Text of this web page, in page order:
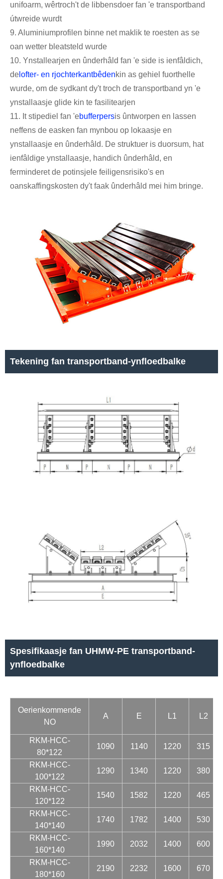
unifoarm, wêrtroch't de libbensdoer fan 'e transportband
útwreide wurdt
9. Aluminiumprofilen binne net maklik te roesten as se
oan wetter bleatsteld wurde
10. Ynstallearjen en ûnderhâld fan 'e side is ienfâldich,
de lofter- en rjochterkantbêdenkin as gehiel fuorthelle
wurde, om de sydkant dy't troch de transportband yn 'e
ynstallaasje glide kin te fasilitearjen
11. It stipediel fan 'ebufferpersis ûntworpen en lassen
neffens de easken fan mynbou op lokaasje en
ynstallaasje en ûnderhâld. De struktuer is duorsum, hat
ienfâldige ynstallaasje, handich ûnderhâld, en
ferminderet de potinsjele feiligensrisiko's en
oanskaffingskosten dy't faak ûnderhâld mei him bringe.
Tekening fan transportband-ynfloedbalke
Spesifikaasje fan UHMW-PE transportband-
ynfloedbalke
Oerienkommende
NO
A E L1 L2
RKM-HCC-
80*122
1090 1140 1220 315
RKM-HCC-
100*122
1290 1340 1220 380
RKM-HCC-
120*122
1540 1582 1220 465
RKM-HCC-
140*140
1740 1782 1400 530
RKM-HCC-
160*140
1990 2032 1400 600
RKM-HCC-
180*160
2190 2232 1600 670